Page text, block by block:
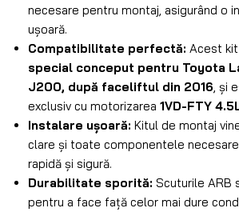
necesare pentru montaj, asigurând o
ușoară.
Compatibilitate perfectă: Acest
special conceput pentru Toyota
J200, după faceliftul din 2016 , și
exclusiv cu motorizarea 1VD-FTY
Instalare ușoară: Kitul de montaj
clare și toate componentele
rapidă și sigură.
Durabilitate sporită: Scuturile ARB
pentru a face față celor mai dure